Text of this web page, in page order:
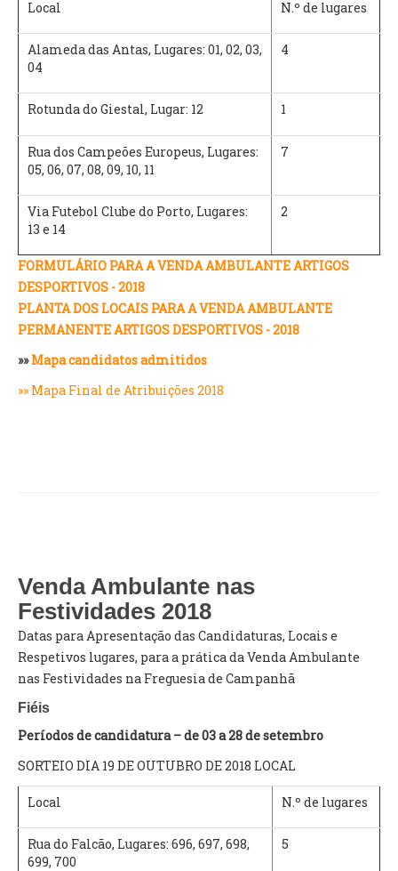
Local N.º de lugares
Alameda das Antas, Lugares: 01, 02, 03,
04
4
Rotunda do Giestal, Lugar: 12 1
Rua dos Campeões Europeus, Lugares:
05, 06, 07, 08, 09, 10, 11
7
Via Futebol Clube do Porto, Lugares:
13 e 14
2
FORMULÁRIO PARA A VENDA AMBULANTE ARTIGOS
DESPORTIVOS - 2018
PLANTA DOS LOCAIS PARA A VENDA AMBULANTE
PERMANENTE ARTIGOS DESPORTIVOS - 2018
»»Mapa candidatos admitidos
»» Mapa Final de Atribuições 2018
Venda Ambulante nas
Festividades 2018
Datas para Apresentação das Candidaturas, Locais e
Respetivos lugares, para a prática da Venda Ambulante
nas Festividades na Freguesia de Campanhã
Fiéis
Períodos de candidatura – de 03 a 28 de setembro
SORTEIO DIA 19 DE OUTUBRO DE 2018 LOCAL
Local N.º de lugares
Rua do Falcão, Lugares: 696, 697, 698,
699, 700
5